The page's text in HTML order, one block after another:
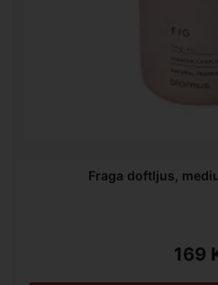
Fraga doftljus,
169